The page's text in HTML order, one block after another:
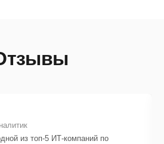
из топ-5 ИТ-компаний по